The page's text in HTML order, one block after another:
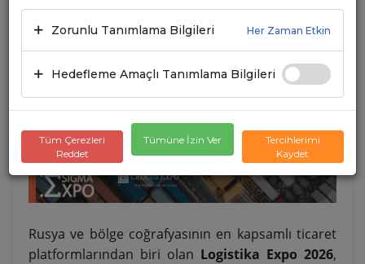
Rusya ve bölge coğrafyasının en kapsamlı ticaret
platformlarından biri olan Logistika Expo 2026,
Zorunlu Tanımlama Bilgileri Her Zaman Etkin
Hedefleme Amaçlı Tanımlama Bilgileri
Tüm Çerezleri
Reddet
Tümüne İzin Ver
Tercihlerimi
Kaydet